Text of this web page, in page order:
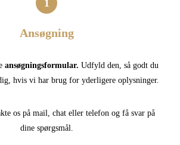
1
Ansøgning
ansøgningsformular. Udfyld den, så godt du
hvis vi har brug for yderligere oplysninger.
os på mail, chat eller telefon og få svar på
dine spørgsmål.